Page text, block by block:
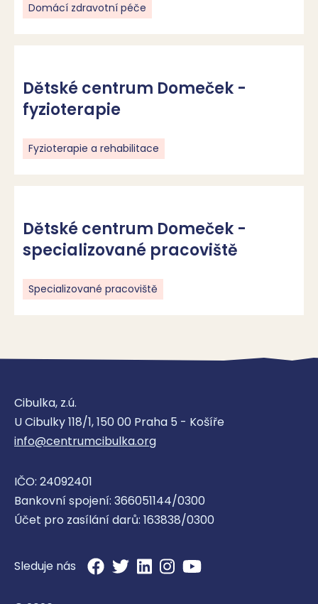
Domácí zdravotní péče
Dětské centrum Domeček -
fyzioterapie
Fyzioterapie a rehabilitace
Dětské centrum Domeček -
specializované pracoviště
Specializované pracoviště
Cibulka, z.ú.
U Cibulky 118/1, 150 00 Praha 5 - Košíře
info@centrumcibulka.org
IČO: 24092401
Bankovní spojení: 366051144/0300
Účet pro zasílání darů: 163838/0300
Sleduje nás